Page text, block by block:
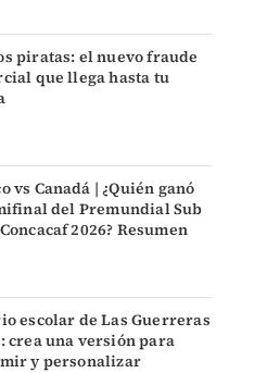
piratas: el nuevo fraude
que llega hasta tu
vs Canadá | ¿Quién ganó
del Premundial Sub
2026? Resumen
escolar de Las Guerreras
crea una versión para
y personalizar